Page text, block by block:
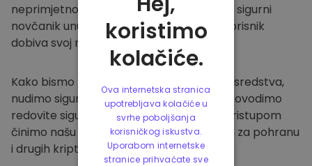
neprimjetno prenosimo u vaš namjenski i sigurni
novčanik unutar naše platforme. Svaki korisnik
dobiva svoj novčanik.
Kako bismo zaštitili naše klijente i njihova sredstva,
nudimo sigurnu izvanmrežnu pohranu i provodimo
redovite sigurnosne provjere. Ovakvim pristupom
činimo našu platformu sigurnim mjestom za pohranu
i drugih kriptovaluta.
koristimo
kolačiće.
Ova internetska stranica
upotrebljava kolačiće u
svrhe poboljšanja
korisničkog iskustva.
Uporabom internetske
stranice prihvaćate sve